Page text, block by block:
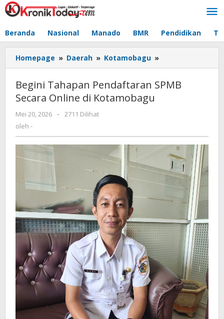
Lewati
ke
Beranda Nasional Manado BMR Pendidikan
Homepage » Daerah » Kotamobagu »
Tahapan
SPMB
Begini Tahapan Pendaftaran SPMB
Secara Online di Kotamobagu
Mei 20, 2026
oleh
-
2711 Dilihat
oleh -